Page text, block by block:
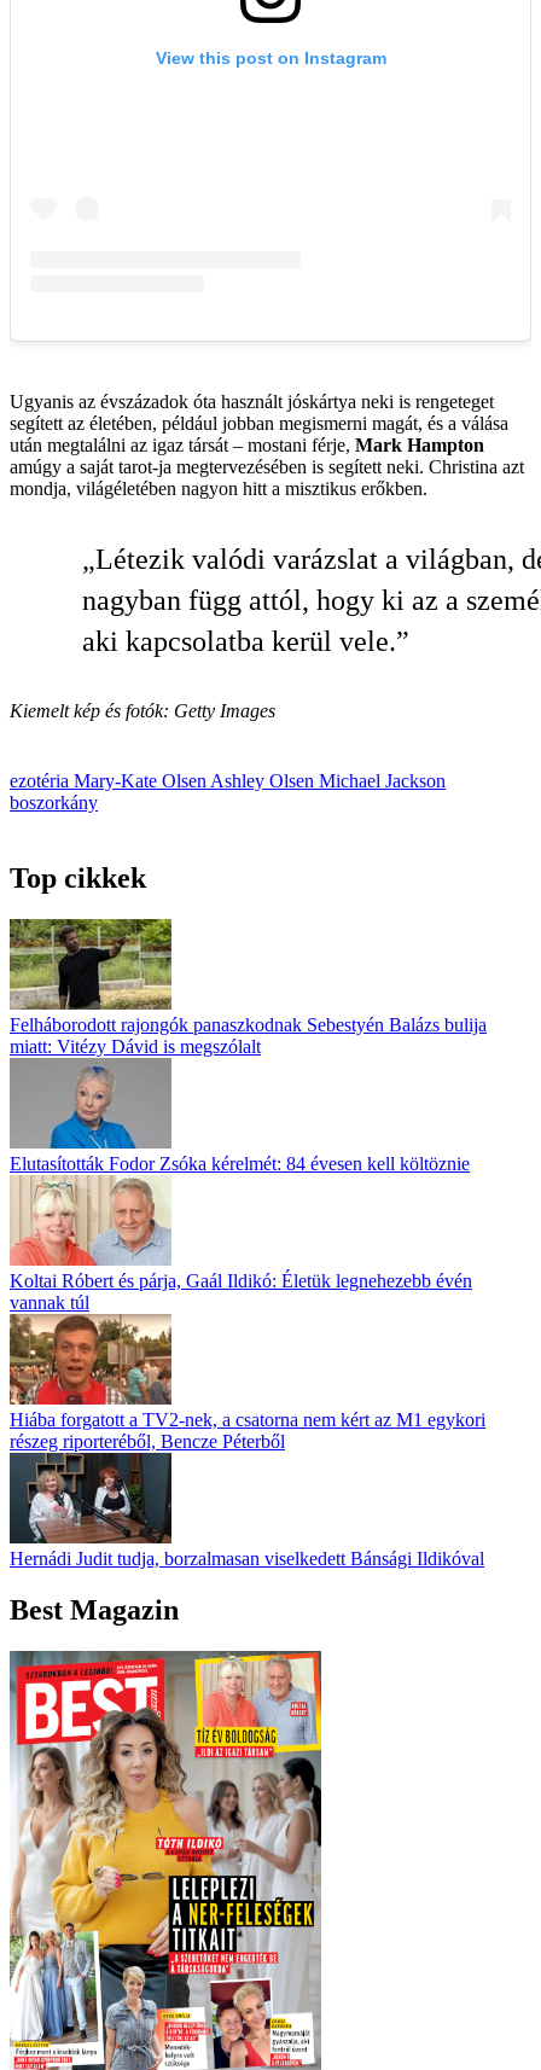
Ugyanis az évszázadok óta használt jóskártya neki is rengeteget
segített az életében, például jobban megismerni magát, és a válása
után megtalálni az igaz társát – mostani férje, Mark Hampton
amúgy a saját tarot-ja megtervezésében is segített neki. Christina azt
mondja, világéletében nagyon hitt a misztikus erőkben.
„Létezik valódi varázslat a világban,
nagyban függ attól, hogy ki az a
aki kapcsolatba kerül vele.”
Kiemelt kép és fotók: Getty Images
ezotéria Mary-Kate Olsen Ashley Olsen Michael Jackson
boszorkány
Top cikkek
Felháborodott rajongók panaszkodnak Sebestyén Balázs bulija
miatt: Vitézy Dávid is megszólalt
Elutasították Fodor Zsóka kérelmét: 84 évesen kell költöznie
Koltai Róbert és párja, Gaál Ildikó: Életük legnehezebb évén
vannak túl
Hiába forgatott a TV2-nek, a csatorna nem kért az M1 egykori
részeg riporteréből, Bencze Péterből
Hernádi Judit tudja, borzalmasan viselkedett Bánsági Ildikóval
Best Magazin